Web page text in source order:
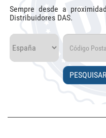
Sempre desde a
Distribuidores DAS.
PESQUISAR